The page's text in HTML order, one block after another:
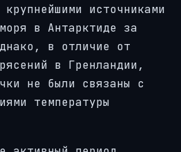
источниками
в Антарктиде за
в отличие от
в Гренландии,
не были связаны с
температуры